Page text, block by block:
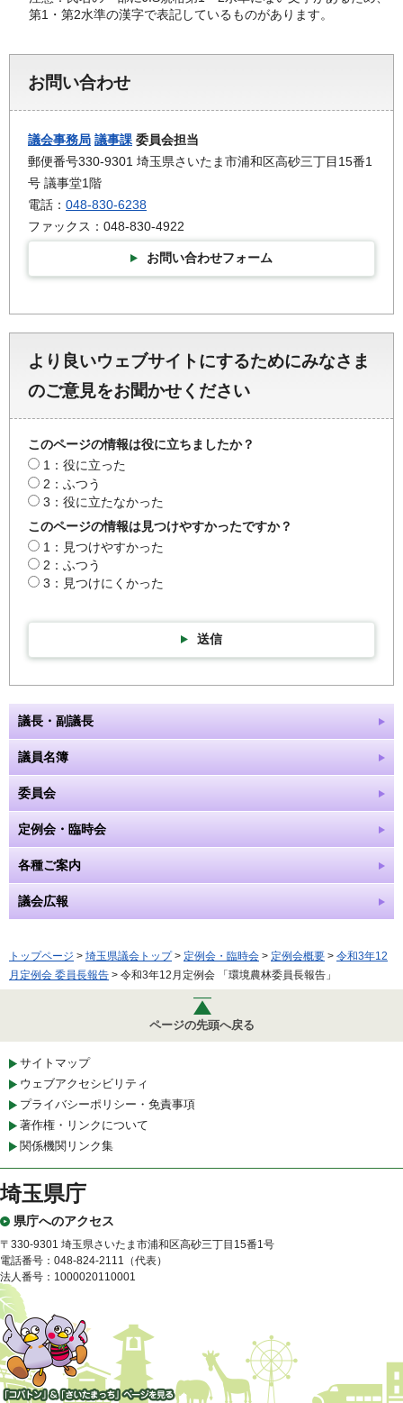
第1・第2水準の漢字で表記しているものがあります。
お問い合わせ
議会事務局 議事課 委員会担当
郵便番号330-9301 埼玉県さいたま市浦和区高砂三丁目15番1
号 議事堂1階
電話： 048-830-6238
ファックス：048-830-4922
お問い合わせフォーム
より良いウェブサイトにするためにみなさま
のご意見をお聞かせください
このページの情報は役に立ちましたか？
1：役に立った
2：ふつう
3：役に立たなかった
このページの情報は見つけやすかったですか？
1：見つけやすかった
2：ふつう
3：見つけにくかった
送信
議長・副議長
議員名簿
委員会
定例会・臨時会
各種ご案内
議会広報
トップページ > 埼玉県議会トップ> 定例会・臨時会 > 定例会概要 > 令和3年12
月定例会 委員長報告 > 令和3年12月定例会 「環境農林委員長報告」
ページの先頭へ戻る
サイトマップ
ウェブアクセシビリティ
プライバシーポリシー・免責事項
著作権・リンクについて
関係機関リンク集
埼玉県庁
県庁へのアクセス
〒330-9301 埼玉県さいたま市浦和区高砂三丁目15番1号
電話番号：048-824-2111（代表）
法人番号：1000020110001
「コバトン」&「さいたまっ